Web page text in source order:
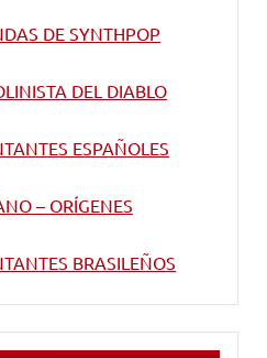
DE SYNTHPOP
DEL DIABLO
ESPAÑOLES
– ORÍGENES
BRASILEÑOS